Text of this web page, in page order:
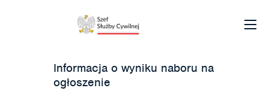
Informacja o wyniku naboru na
ogłoszenie